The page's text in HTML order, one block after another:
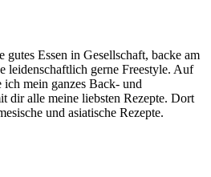
Essen in Gesellschaft, backe am
leidenschaftlich gerne Freestyle. Auf
mein ganzes Back- und
dir alle meine liebsten Rezepte. Dort
und asiatische Rezepte.